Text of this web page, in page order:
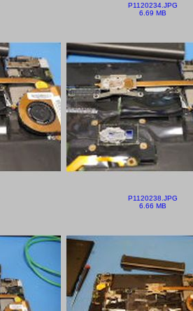
P1120234.JPG
6.69 MB
P1120238.JPG
6.66 MB